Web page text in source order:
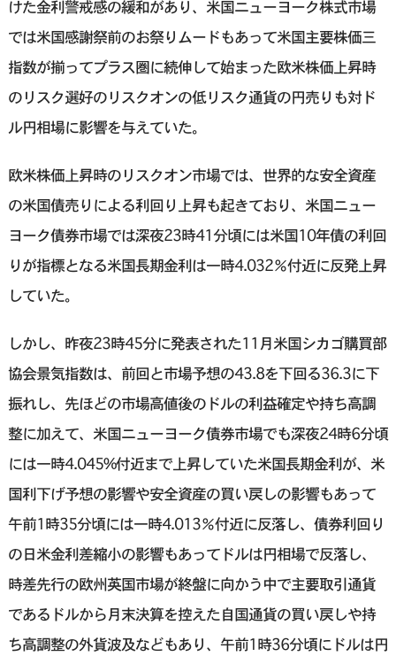
けた金利警戒感の緩和があり、米国ニューヨーク株式市場
では米国感謝祭前のお祭りムードもあって米国主要株価三
指数が揃ってプラス圏に続伸して始まった欧米株価上昇時
のリスク選好のリスクオンの低リスク通貨の円売りも対ド
ル円相場に影響を与えていた。
欧米株価上昇時のリスクオン市場では、世界的な安全資産
の米国債売りによる利回り上昇も起きており、米国ニュー
ヨーク債券市場では深夜23時41分頃には米国10年債の利回
りが指標となる米国長期金利は一時4.032％付近に反発上昇
していた。
しかし、昨夜23時45分に発表された11月米国シカゴ購買部
協会景気指数は、前回と市場予想の43.8を下回る36.3に下
振れし、先ほどの市場高値後のドルの利益確定や持ち高調
整に加えて、米国ニューヨーク債券市場でも深夜24時6分頃
には一時4.045%付近まで上昇していた米国長期金利が、米
国利下げ予想の影響や安全資産の買い戻しの影響もあって
午前1時35分頃には一時4.013％付近に反落し、債券利回り
の日米金利差縮小の影響もあってドルは円相場で反落し、
時差先行の欧州英国市場が終盤に向かう中で主要取引通貨
であるドルから月末決算を控えた自国通貨の買い戻しや持
ち高調整の外貨波及などもあり、午前1時36分頃にドルは円